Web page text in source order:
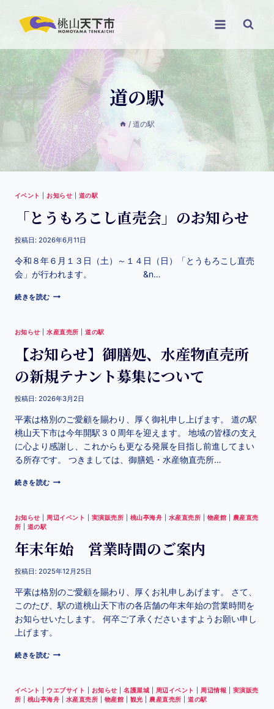
道の駅
/ 道の駅
イベント お知らせ 道の駅
「とうもろこし直売会」のお知らせ
投稿日: 2026年6月11日
令和８年６月１３日（土）～１４日（日）「とうもろこし直売
会」が行われます。 &n…
続きを読む
お知らせ |水産直売所 |道の駅
【お知らせ】御膳処、水産物直売所
の新規テナント募集について
投稿日: 2026年3月2日
平素は格別のご愛顧を賜わり、厚く御礼申し上げます。 道の駅
桃山天下市は今年開駅３０周年を迎えます。 地域の皆様の支え
に心より感謝し、これからも更なる発展を目指し前進してまい
る所存です。 つきましては、御膳処・水産物直売所…
続きを読む
お知らせ 周辺イベント 実演販売所 桃山亭海舟 水産直売所 物産館
農産直売
所
道の駅
年末年始 営業時間のご案内
投稿日: 2025年12月25日
平素は格別のご愛顧を賜わり、厚くお礼申しあげます。 さて、
このたび、駅の道桃山天下市の各店舗の年末年始の営業時間を
お知らせいたします。 何卒ご了承くださいますようお願い申し
上げます。
続きを読む
イベント ウエブサイト お知らせ |名護屋城 周辺イベント 周辺情報
実演販売
所
桃山亭海舟 水産直売所 物産館 観光 農産直売所 |道の駅